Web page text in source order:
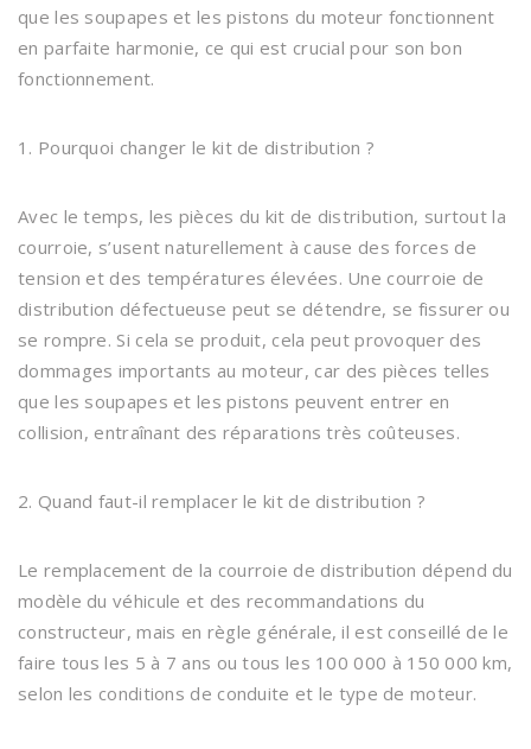
que les soupapes et les pistons du moteur fonctionnent
en parfaite harmonie, ce qui est crucial pour son bon
fonctionnement.
1. Pourquoi changer le kit de distribution ?
Avec le temps, les pièces du kit de distribution, surtout la
courroie, s’usent naturellement à cause des forces de
tension et des températures élevées. Une courroie de
distribution défectueuse peut se détendre, se fissurer ou
se rompre. Si cela se produit, cela peut provoquer des
dommages importants au moteur, car des pièces telles
que les soupapes et les pistons peuvent entrer en
collision, entraînant des réparations très coûteuses.
2. Quand faut-il remplacer le kit de distribution ?
Le remplacement de la courroie de distribution dépend du
modèle du véhicule et des recommandations du
constructeur, mais en règle générale, il est conseillé de le
faire tous les 5 à 7 ans ou tous les 100 000 à 150 000 km,
selon les conditions de conduite et le type de moteur.